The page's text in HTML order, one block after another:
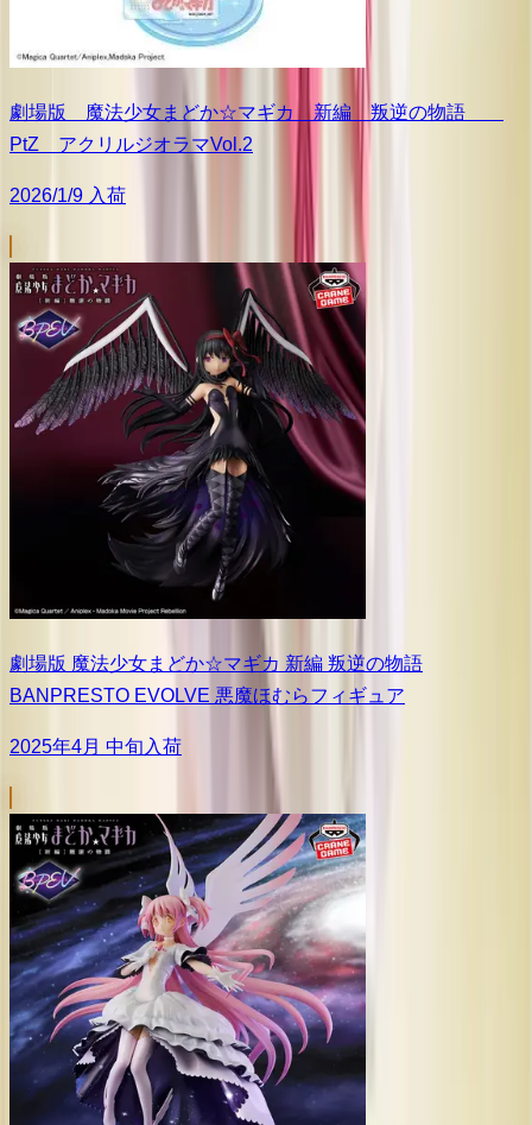
劇場版 魔法少女まどか☆マギカ 新編 叛逆の物語
PtZ アクリルジオラマVol.2
2026/1/9 入荷
劇場版 魔法少女まどか☆マギカ 新編 叛逆の物語
BANPRESTO EVOLVE 悪魔ほむらフィギュア
2025年4月 中旬入荷